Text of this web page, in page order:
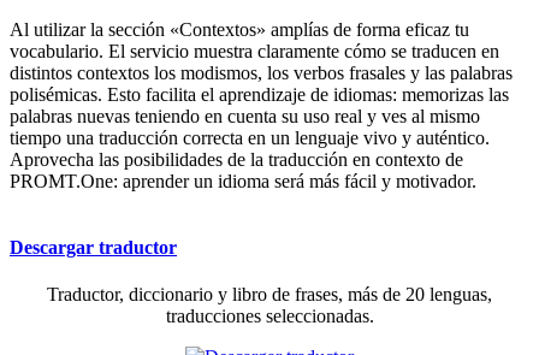
Al utilizar la sección «Contextos» amplías de forma eficaz tu
vocabulario. El servicio muestra claramente cómo se traducen en
distintos contextos los modismos, los verbos frasales y las palabras
polisémicas. Esto facilita el aprendizaje de idiomas: memorizas las
palabras nuevas teniendo en cuenta su uso real y ves al mismo
tiempo una traducción correcta en un lenguaje vivo y auténtico.
Aprovecha las posibilidades de la traducción en contexto de
PROMT.One: aprender un idioma será más fácil y motivador.
Descargar traductor
Traductor, diccionario y libro de frases, más de 20 lenguas,
traducciones seleccionadas.